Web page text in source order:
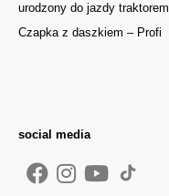
urodzony do jazdy traktorem
Czapka z daszkiem – Profi
social media